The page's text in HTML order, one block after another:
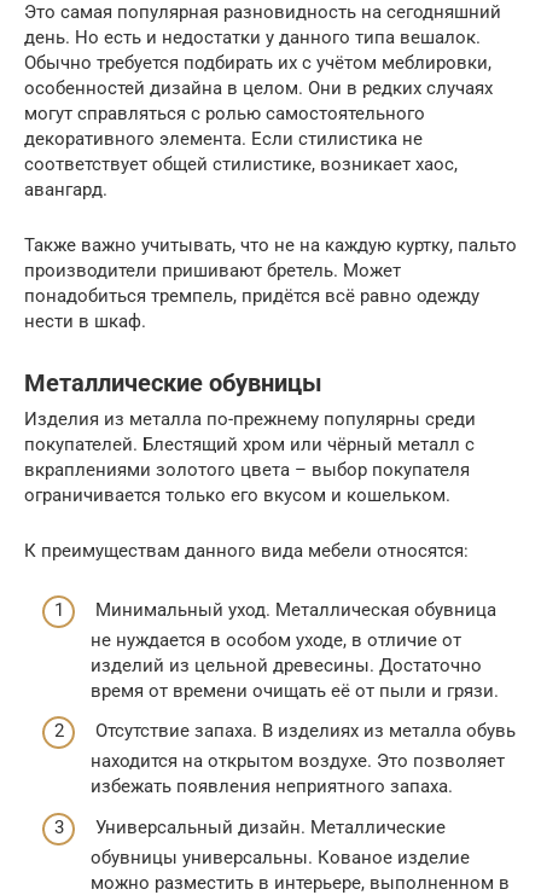
Это самая популярная разновидность на сегодняшний
день. Но есть и недостатки у данного типа вешалок.
Обычно требуется подбирать их с учётом меблировки,
особенностей дизайна в целом. Они в редких случаях
могут справляться с ролью самостоятельного
декоративного элемента. Если стилистика не
соответствует общей стилистике, возникает хаос,
авангард.
Также важно учитывать, что не на каждую куртку, пальто
производители пришивают бретель. Может
понадобиться тремпель, придётся всё равно одежду
нести в шкаф.
Металлические обувницы
Изделия из металла по-прежнему популярны среди
покупателей. Блестящий хром или чёрный металл с
вкраплениями золотого цвета – выбор покупателя
ограничивается только его вкусом и кошельком.
К преимуществам данного вида мебели относятся:
Минимальный уход. Металлическая обувница
не нуждается в особом уходе, в отличие от
изделий из цельной древесины. Достаточно
время от времени очищать её от пыли и грязи.
Отсутствие запаха. В изделиях из металла обувь
находится на открытом воздухе. Это позволяет
избежать появления неприятного запаха.
Универсальный дизайн. Металлические
обувницы универсальны. Кованое изделие
можно разместить в интерьере, выполненном в